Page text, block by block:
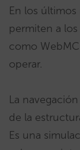
En los
permiten a los
como
operar.
La
de la
Es una